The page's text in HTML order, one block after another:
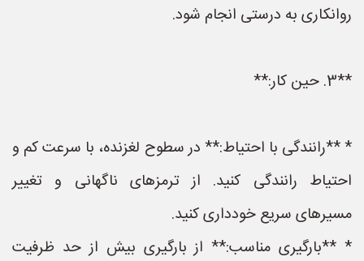
روانکاری به درستی انجام شود.
**3. حین کار:**
* **رانندگی با احتیاط:** در سطوح لغزنده، با سرعت کم و
احتیاط رانندگی کنید. از ترمزهای ناگهانی و تغییر
مسیرهای سریع خودداری کنید.
* **بارگیری مناسب:** از بارگیری بیش از حد ظرفیت